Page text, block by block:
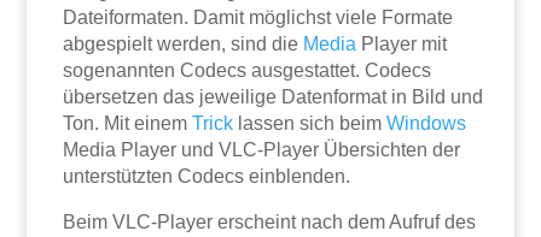
Dateiformaten. Damit möglichst viele Formate
abgespielt werden, sind die Media Player mit
sogenannten Codecs ausgestattet. Codecs
übersetzen das jeweilige Datenformat in Bild und
Ton. Mit einemTrick lassen sich beimWindows
Media Player und VLC-Player Übersichten der
unterstützten Codecs einblenden.
Beim VLC-Player erscheint nach dem Aufruf des